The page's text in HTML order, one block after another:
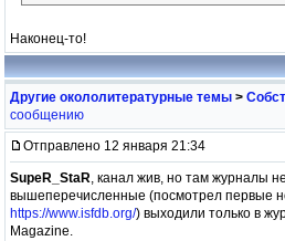
Наконец-то!
Другие окололитературные темы >
сообщению
Отправлено 12 января 21:34
SupeR_StaR, канал жив, но там журналы
вышеперечисленные (посмотрел первые
https://www.isfdb.org/) выходили только в
Magazine.